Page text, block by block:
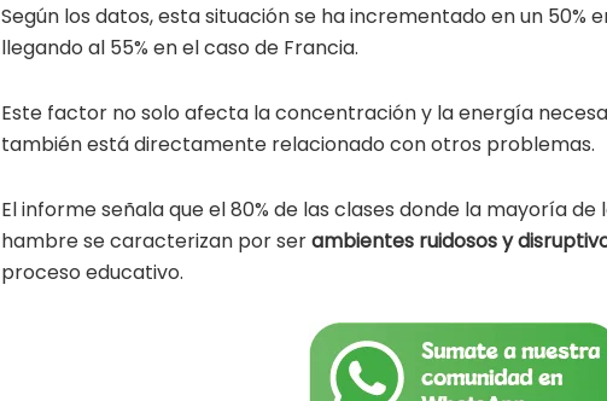
Según los datos, esta situación se ha incrementado en un 50%
llegando al 55% en el caso de Francia.
Este factor no solo afecta la concentración y la energía
también está directamente relacionado con otros problemas.
El informe señala que el 80% de las clases donde la mayoría
hambre se caracterizan por serambientes ruidosos y
proceso educativo.